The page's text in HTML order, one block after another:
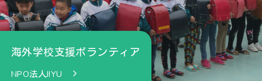
海外学校支援ボランティア
NPO法人JIYU